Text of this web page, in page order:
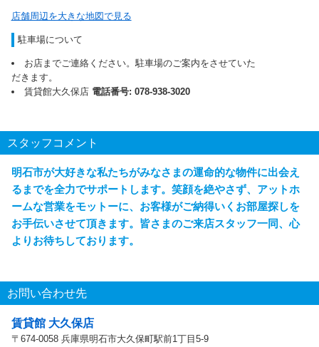
店舗周辺を大きな地図で見る
駐車場について
お店までご連絡ください。駐車場のご案内をさせていた
だきます。
賃貸館大久保店 電話番号: 078-938-3020
スタッフコメント
明石市が大好きな私たちがみなさまの運命的な物件に出会え
るまでを全力でサポートします。笑顔を絶やさず、アットホ
ームな営業をモットーに、お客様がご納得いくお部屋探しを
お手伝いさせて頂きます。皆さまのご来店スタッフ一同、心
よりお待ちしております。
お問い合わせ先
賃貸館 大久保店
〒674-0058 兵庫県明石市大久保町駅前1丁目5-9